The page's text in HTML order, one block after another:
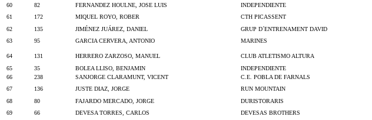
60
82 FERNANDEZ HOULNE, JOSE LUIS INDEPENDIENTE
61
172 MIQUEL ROYO, ROBER CTH PICASSENT
62
135 JIMÉNEZ JUÁREZ, DANIEL GRUP D´ENTRENAMENT DAVID
63
95 GARCIA CERVERA, ANTONIO MARINES
64 131 HERRERO ZARZOSO, MANUEL CLUB ATLETISMO ALTURA
65
35 BOLEA LLISO, BENJAMIN INDEPENDIENTE
66
238 SANJORGE CLARAMUNT, VICENT C.E. POBLA DE FARNALS
67
136 JUSTE DIAZ, JORGE RUN MOUNTAIN
68
80 FAJARDO MERCADO, JORGE DURISTORARIS
69
66 DEVESA TORRES, CARLOS DEVESAS BROTHERS